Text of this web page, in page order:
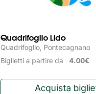
Quadrifoglio Lido
Quadrifoglio, Pontecagnano
Biglietti a partire da4.00€